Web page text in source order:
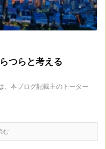
つらと考える
、本ブログ記載主のトーター
む